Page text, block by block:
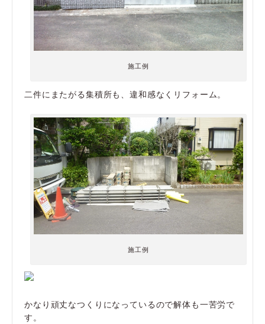
施工例
二件にまたがる集積所も、違和感なくリフォーム。
施工例
かなり頑丈なつくりになっているので解体も一苦労で
す。